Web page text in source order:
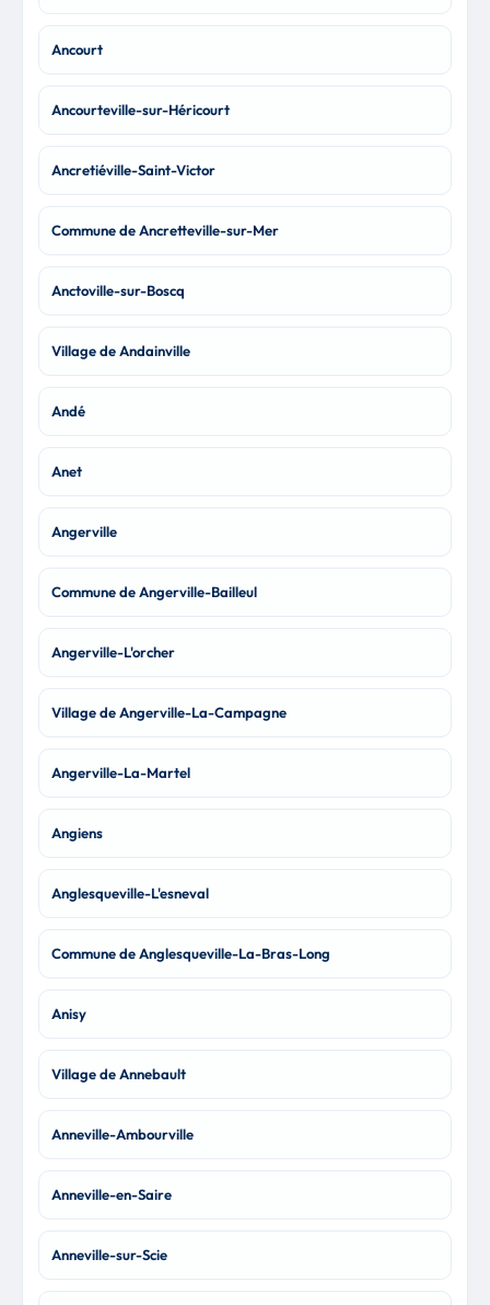
Ancourt
Ancourteville-sur-Héricourt
Ancretiéville-Saint-Victor
Commune de Ancretteville-sur-Mer
Anctoville-sur-Boscq
Village de Andainville
Andé
Anet
Angerville
Commune de Angerville-Bailleul
Angerville-L'orcher
Village de Angerville-La-Campagne
Angerville-La-Martel
Angiens
Anglesqueville-L'esneval
Commune de Anglesqueville-La-Bras-Long
Anisy
Village de Annebault
Anneville-Ambourville
Anneville-en-Saire
Anneville-sur-Scie